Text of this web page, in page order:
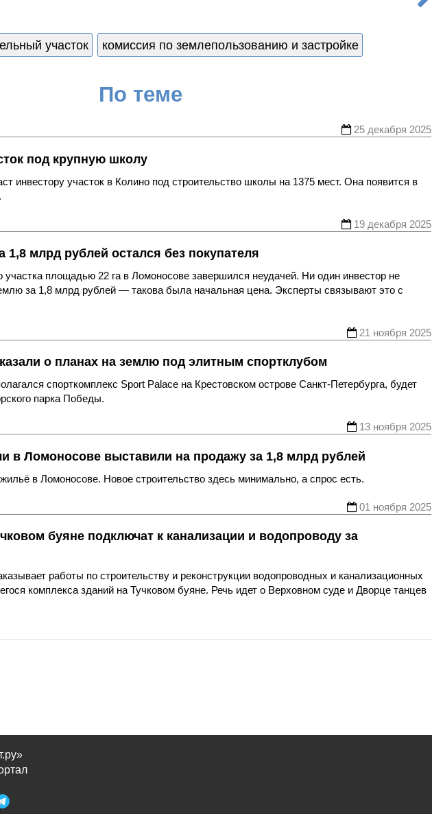
участок комиссия по землепользованию и застройке
По теме
25 декабря 2025
под крупную школу
инвестору участок в Колино под строительство школы на 1375 мест. Она появится в
19 декабря 2025
1,8 млрд рублей остался без покупателя
участка площадью 22 га в Ломоносове завершился неудачей. Ни один инвестор не
за 1,8 млрд рублей — такова была начальная цена. Эксперты связывают это с
21 ноября 2025
о планах на землю под элитным спортклубом
спорткомплекс Sport Palace на Крестовском острове Санкт-Петербурга, будет
парка Победы.
13 ноября 2025
в Ломоносове выставили на продажу за 1,8 млрд рублей
в Ломоносове. Новое строительство здесь минимально, а спрос есть.
01 ноября 2025
буяне подключат к канализации и водопроводу за
работы по строительству и реконструкции водопроводных и канализационных
комплекса зданий на Тучковом буяне. Речь идет о Верховном суде и Дворце танцев